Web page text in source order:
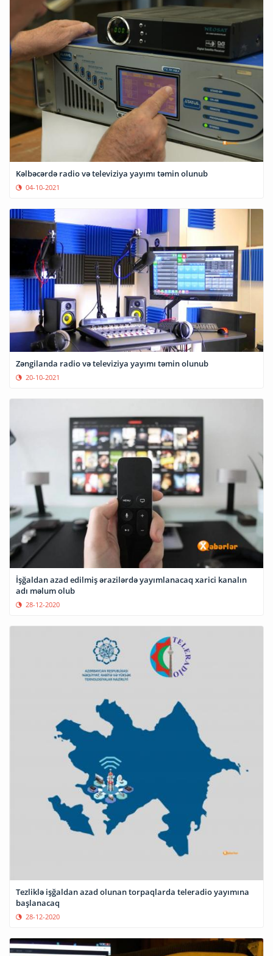
Kəlbəcərdə radio və televiziya yayımı təmin olunub
04-10-2021
Zəngilanda radio və televiziya yayımı təmin olunub
20-10-2021
İşğaldan azad edilmiş ərazilərdə yayımlanacaq xarici kanalın
adı məlum olub
28-12-2020
Tezliklə işğaldan azad olunan torpaqlarda teleradio yayımına
başlanacaq
28-12-2020